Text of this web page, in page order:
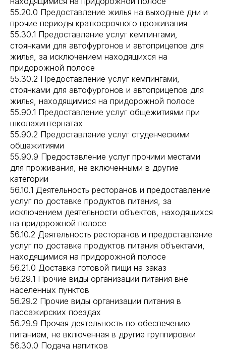
55.20.0 Предоставление жилья на выходные дни и
прочие периоды краткосрочного проживания
55.30.1 Предоставление услуг кемпингами,
стоянками для автофургонов и автоприцепов для
жилья, за исключением находящихся на
придорожной полосе
55.30.2 Предоставление услуг кемпингами,
стоянками для автофургонов и автоприцепов для
жилья, находящимися на придорожной полосе
55.90.1 Предоставление услуг общежитиями при
школахинтернатах
55.90.2 Предоставление услуг студенческими
общежитиями
55.90.9 Предоставление услуг прочими местами
для проживания, не включенными в другие
категории
56.10.1 Деятельность ресторанов и предоставление
услуг по доставке продуктов питания, за
исключением деятельности объектов, находящихся
на придорожной полосе
56.10.2 Деятельность ресторанов и предоставление
услуг по доставке продуктов питания объектами,
находящимися на придорожной полосе
56.21.0 Доставка готовой пищи на заказ
56.29.1 Прочие виды организации питания вне
населенных пунктов
56.29.2 Прочие виды организации питания в
пассажирских поездах
56.29.9 Прочая деятельность по обеспечению
питанием, не включенная в другие группировки
56.30.0 Подача напитков